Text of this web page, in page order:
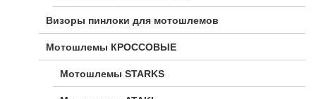
Визоры пинлоки для мотошлемов
Мотошлемы КРОССОВЫЕ
Мотошлемы STARKS